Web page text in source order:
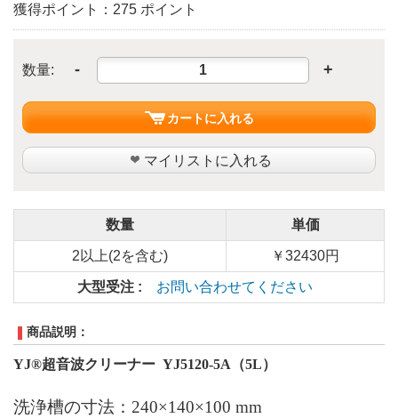
獲得ポイント：275 ポイント
数量: - +
カートに入れる
マイリストに入れる
数量 単価
2以上(2を含む) ￥32430円
大型受注 : お問い合わせてください
商品説明：
YJ®超音波クリーナー YJ5120-5A （5L）
洗浄槽の寸法： 240×140×100 mm